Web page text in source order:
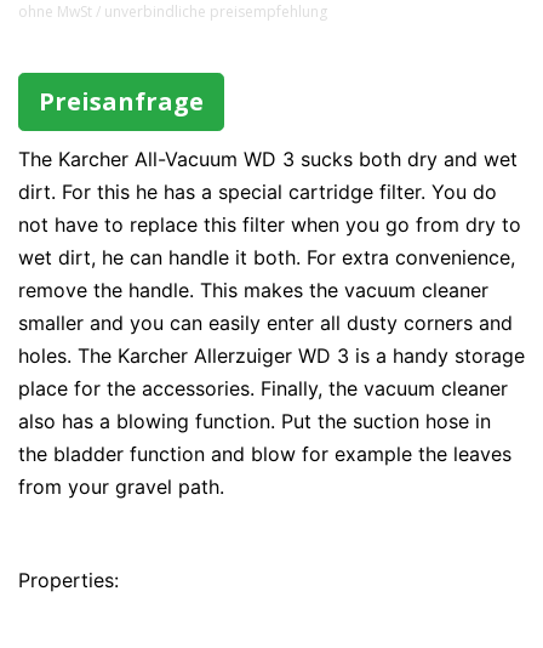
ohne MwSt / unverbindliche preisempfehlung
Preisanfrage
The Karcher All-Vacuum WD 3 sucks both dry and wet
dirt. For this he has a special cartridge filter. You do
not have to replace this filter when you go from dry to
wet dirt, he can handle it both. For extra convenience,
remove the handle. This makes the vacuum cleaner
smaller and you can easily enter all dusty corners and
holes. The Karcher Allerzuiger WD 3 is a handy storage
place for the accessories. Finally, the vacuum cleaner
also has a blowing function. Put the suction hose in
the bladder function and blow for example the leaves
from your gravel path.
Properties: